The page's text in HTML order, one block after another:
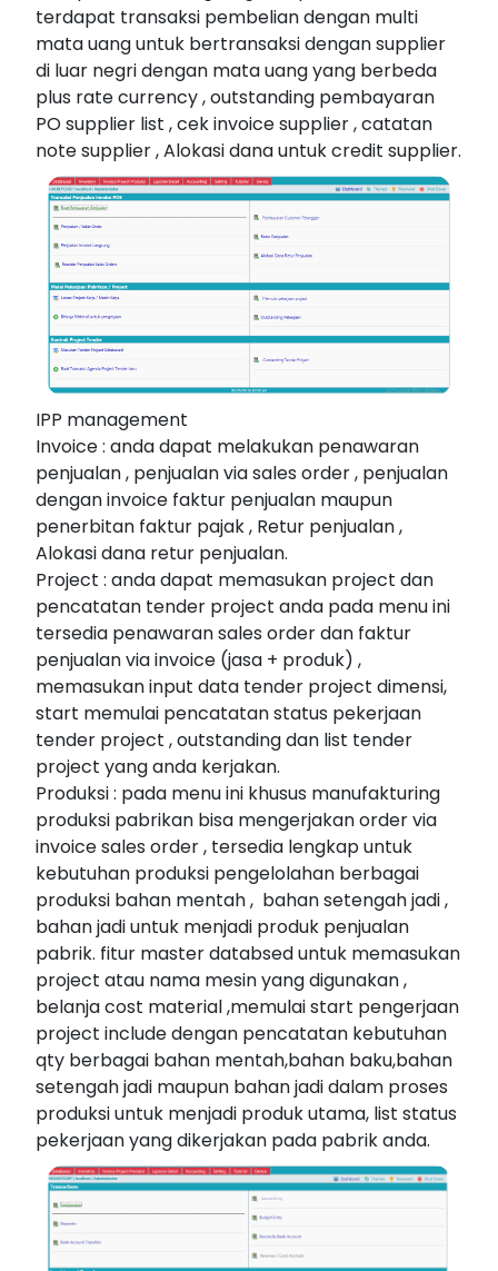
terdapat transaksi pembelian dengan multi
mata uang untuk bertransaksi dengan supplier
di luar negri dengan mata uang yang berbeda
plus rate currency , outstanding pembayaran
PO supplier list , cek invoice supplier , catatan
note supplier , Alokasi dana untuk credit supplier.
IPP management
Invoice : anda dapat melakukan penawaran
penjualan , penjualan via sales order , penjualan
dengan invoice faktur penjualan maupun
penerbitan faktur pajak , Retur penjualan ,
Alokasi dana retur penjualan.
Project : anda dapat memasukan project dan
pencatatan tender project anda pada menu ini
tersedia penawaran sales order dan faktur
penjualan via invoice (jasa + produk) ,
memasukan input data tender project dimensi,
start memulai pencatatan status pekerjaan
tender project , outstanding dan list tender
project yang anda kerjakan.
Produksi : pada menu ini khusus manufakturing
produksi pabrikan bisa mengerjakan order via
invoice sales order , tersedia lengkap untuk
kebutuhan produksi pengelolahan berbagai
produksi bahan mentah , bahan setengah jadi ,
bahan jadi untuk menjadi produk penjualan
pabrik. fitur master databsed untuk memasukan
project atau nama mesin yang digunakan ,
belanja cost material ,memulai start pengerjaan
project include dengan pencatatan kebutuhan
qty berbagai bahan mentah,bahan baku,bahan
setengah jadi maupun bahan jadi dalam proses
produksi untuk menjadi produk utama, list status
pekerjaan yang dikerjakan pada pabrik anda.